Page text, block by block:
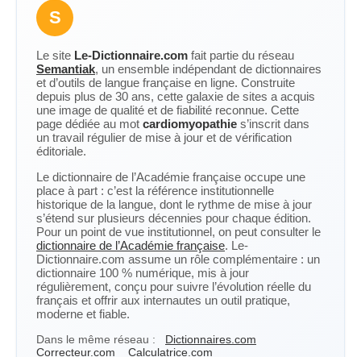
S
Le site Le-Dictionnaire.com fait partie du réseau
Semantiak, un ensemble indépendant de dictionnaires
et d’outils de langue française en ligne. Construite
depuis plus de 30 ans, cette galaxie de sites a acquis
une image de qualité et de fiabilité reconnue. Cette
page dédiée au mot cardiomyopathie s’inscrit dans
un travail régulier de mise à jour et de vérification
éditoriale.
Le dictionnaire de l’Académie française occupe une
place à part : c’est la référence institutionnelle
historique de la langue, dont le rythme de mise à jour
s’étend sur plusieurs décennies pour chaque édition.
Pour un point de vue institutionnel, on peut consulter le
dictionnaire de l’Académie française. Le-
Dictionnaire.com assume un rôle complémentaire : un
dictionnaire 100 % numérique, mis à jour
régulièrement, conçu pour suivre l’évolution réelle du
français et offrir aux internautes un outil pratique,
moderne et fiable.
Dans le même réseau :
Dictionnaires.com
Correcteur.com
Calculatrice.com